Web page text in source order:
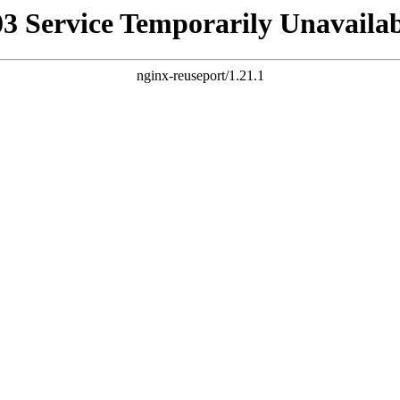
Service Temporarily
nginx-reuseport/1.21.1